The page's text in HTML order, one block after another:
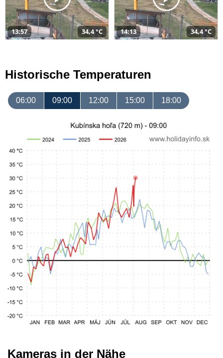
13:57 34,4 °C 14:13 34,4 °C
Historische Temperaturen
06:00 09:00 12:00 15:00 18:00
Kameras in der Nähe